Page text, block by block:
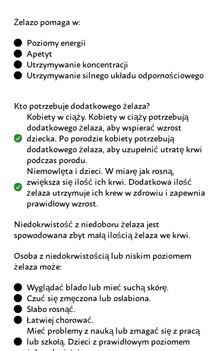
Żelazo pomaga w:
Poziomy energii
Apetyt
Utrzymywanie koncentracji
Utrzymywanie silnego układu odpornościowego
Kto potrzebuje dodatkowego żelaza?
Kobiety w ciąży. Kobiety w ciąży potrzebują
dodatkowego żelaza, aby wspierać wzrost
dziecka. Po porodzie kobiety potrzebują
dodatkowego żelaza, aby uzupełnić utratę krwi
podczas porodu.
Niemowlęta i dzieci.W miarę jak rosną,
zwiększa się ilość ich krwi. Dodatkowa ilość
żelaza utrzymuje ich krew w zdrowiu i zapewnia
prawidłowy wzrost.
Niedokrwistość z niedoboru żelaza jest
spowodowana zbyt małą ilością żelaza we krwi.
Osoba z niedokrwistością lub niskim poziomem
żelaza może:
Wyglądać blado lub mieć suchą skórę.
Czuć się zmęczona lub osłabiona.
Słabo rosnąć.
Łatwiej chorować.
Mieć problemy z nauką lub zmagać się z pracą
lub szkołą. Dzieci z prawidłowym poziomem